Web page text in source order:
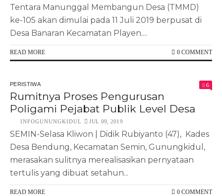
Tentara Manunggal Membangun Desa (TMMD)
ke-105 akan dimulai pada 11 Juli 2019 berpusat di
Desa Banaran Kecamatan Playen....
READ MORE 0 COMMENT
PERISTIWA 6
Rumitnya Proses Pengurusan
Poligami Pejabat Publik Level Desa
INFOGUNUNGKIDUL JUL 09, 2019
SEMIN-Selasa Kliwon | Didik Rubiyanto (47), Kades
Desa Bendung, Kecamatan Semin, Gunungkidul,
merasakan sulitnya merealisasikan pernyataan
tertulis yang dibuat setahun...
READ MORE 0 COMMENT